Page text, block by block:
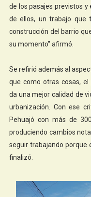
de los pasajes previstos
de ellos, un trabajo que
construcción del barrio
su momento" afirmó.
Se refirió además al
que como otras cosas,
da una mejor calidad de
urbanización. Con ese
Pehuajó con más de
produciendo cambios
seguir trabajando porque
finalizó.